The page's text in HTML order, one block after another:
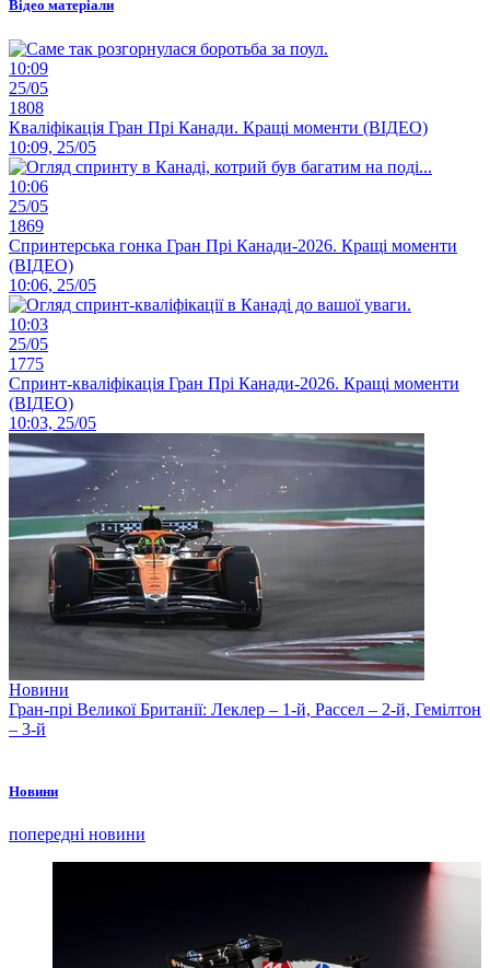
Відео матеріали
10:09
25/05
1808
Кваліфікація Гран Прі Канади. Кращі моменти (ВІДЕО)
10:09, 25/05
10:06
25/05
1869
Спринтерська гонка Гран Прі Канади-2026. Кращі моменти
(ВІДЕО)
10:06, 25/05
10:03
25/05
1775
Спринт-кваліфікація Гран Прі Канади-2026. Кращі моменти
(ВІДЕО)
10:03, 25/05
Новини
Гран-прі Великої Британії: Леклер – 1-й, Рассел – 2-й, Гемілтон
– 3-й
Новини
попередні новини